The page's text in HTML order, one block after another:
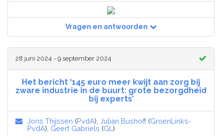
Vragen en antwoorden
28 juni 2024 - 9 september 2024
Het bericht ‘145 euro meer kwijt aan zorg bij
zware industrie in de buurt: grote bezorgdheid
bij experts’
Joris Thijssen (PvdA), Julian Bushoff(GroenLinks-
PvdA), Geert Gabriëls (GL )